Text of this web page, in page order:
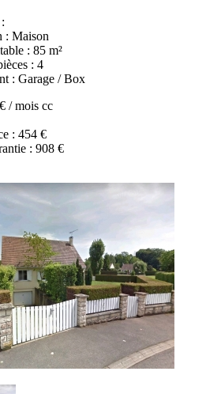
: Maison
: 85 m²
: 4
: Garage / Box
/ mois cc
: 454 €
: 908 €